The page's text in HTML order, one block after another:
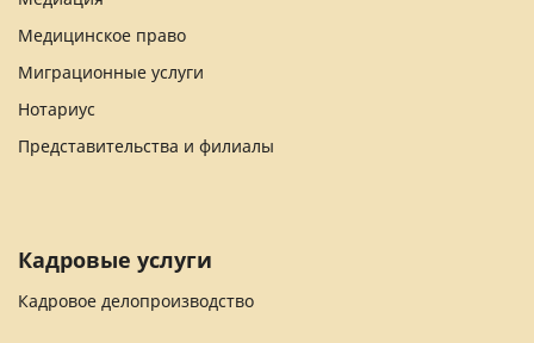
Медицинское право
Миграционные услуги
Нотариус
Представительства и филиалы
Кадровые услуги
Кадровое делопроизводство